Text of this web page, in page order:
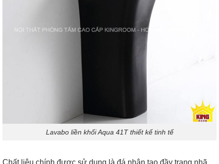
Lavabo liền khối Aqua 41T thiết kế tinh tế